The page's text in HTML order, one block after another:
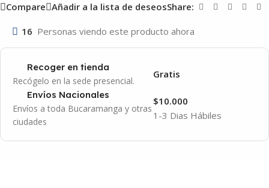
Compare Añadir a la lista de deseosShare:
16 Personas viendo este producto ahora
Recoger en tienda
Recógelo en la sede presencial.
Gratis
Envíos Nacionales
Envíos a toda Bucaramanga y otras
ciudades
1-3 Dias Hábiles
$10.000